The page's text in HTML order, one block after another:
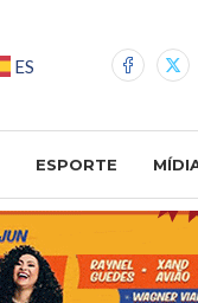
ES
ESPORTE